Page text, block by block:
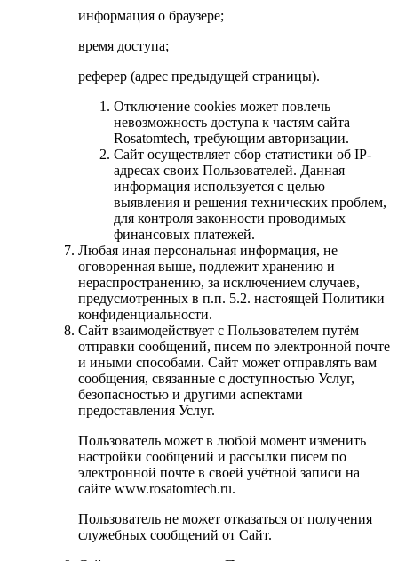
информация о браузере;
время доступа;
реферер (адрес предыдущей страницы).
Отключение cookies может повлечь
невозможность доступа к частям сайта
Rosatomtech, требующим авторизации.
Сайт осуществляет сбор статистики об IP-
адресах своих Пользователей. Данная
информация используется с целью
выявления и решения технических проблем,
для контроля законности проводимых
финансовых платежей.
Любая иная персональная информация, не
оговоренная выше, подлежит хранению и
нераспространению, за исключением случаев,
предусмотренных в п.п. 5.2. настоящей Политики
конфиденциальности.
Сайт взаимодействует с Пользователем путём
отправки сообщений, писем по электронной почте
и иными способами. Сайт может отправлять вам
сообщения, связанные с доступностью Услуг,
безопасностью и другими аспектами
предоставления Услуг.
Пользователь может в любой момент изменить
настройки сообщений и рассылки писем по
электронной почте в своей учётной записи на
сайте www.rosatomtech.ru.
Пользователь не может отказаться от получения
служебных сообщений от Сайт.